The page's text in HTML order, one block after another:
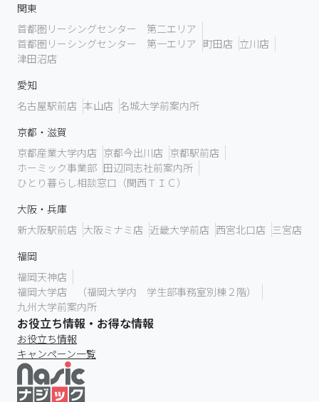
関東
首都圏リーシングセンター 第二エリア
首都圏リーシングセンター 第一エリア 町田店 立川店
津田沼店
愛知
名古屋駅前店 本山店 名城大学前案内所
京都・滋賀
京都産業大学内店 京都今出川店 京都駅前店
ホーミック事業部 田辺同志社前案内所
ひとり暮らし相談窓口（関西ＴＩＣ）
大阪・兵庫
新大阪駅前店 大阪ミナミ店 近畿大学前店 西宮北口店 三宮店
福岡
福岡天神店
福岡大学店 （福岡大学内 学生部事務室別棟２階）
九州大学前案内所
お役立ち情報・お得な情報
お役立ち情報
キャンペーン一覧